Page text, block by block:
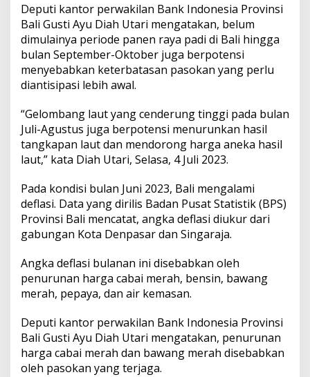
P
i
c
u
I
n
f
s
i
d
i
a
l
i
Deputi kantor perwakilan Bank Indonesia Provinsi
Bali Gusti Ayu Diah Utari mengatakan, belum
dimulainya periode panen raya padi di Bali hingga
bulan September-Oktober juga berpotensi
menyebabkan keterbatasan pasokan yang perlu
diantisipasi lebih awal.
“Gelombang laut yang cenderung tinggi pada bulan
Juli-Agustus juga berpotensi menurunkan hasil
tangkapan laut dan mendorong harga aneka hasil
laut,” kata Diah Utari, Selasa, 4 Juli 2023.
Pada kondisi bulan Juni 2023, Bali mengalami
deflasi. Data yang dirilis Badan Pusat Statistik (BPS)
Provinsi Bali mencatat, angka deflasi diukur dari
gabungan Kota Denpasar dan Singaraja.
Angka deflasi bulanan ini disebabkan oleh
penurunan harga cabai merah, bensin, bawang
merah, pepaya, dan air kemasan.
Deputi kantor perwakilan Bank Indonesia Provinsi
Bali Gusti Ayu Diah Utari mengatakan, penurunan
harga cabai merah dan bawang merah disebabkan
oleh pasokan yang terjaga.